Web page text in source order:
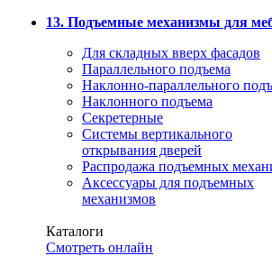
13. Подъемные механизмы для
Для складных вверх фасадов
Параллельного подъема
Наклонно-параллельного
Наклонного подъема
Секретерные
Системы вертикального
открывания дверей
Распродажа подъемных
Аксессуары для подъемных
механизмов
Каталоги
Смотреть онлайн